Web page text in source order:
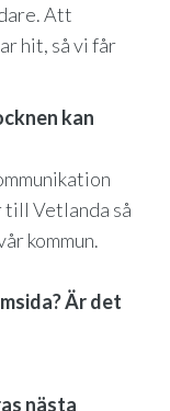
Att
hit, så vi får
kan
Vetlanda så
kommun.
Är det
nästa